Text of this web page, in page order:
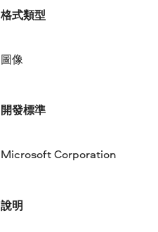
格式類型
圖像
開發標準
Microsoft Corporation
說明